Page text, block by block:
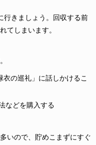
行きましょう。回収する前
てしまいます。
衣の巡礼」に話しかけるこ
などを購入する
いので、貯めこまずにすぐ